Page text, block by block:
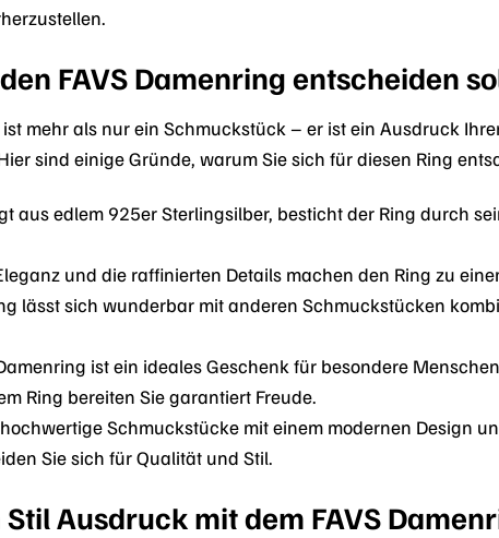
FAVS Damenring entscheiden
mehr als nur ein Schmuckstück – er ist ein Ausdruck
sind einige Gründe, warum Sie sich für diesen Ring
aus edlem 925er Sterlingsilber, besticht der Ring durch
und die raffinierten Details machen den Ring zu
lässt sich wunderbar mit anderen Schmuckstücken
ist ein ideales Geschenk für besondere
Ring bereiten Sie garantiert Freude.
hochwertige Schmuckstücke mit einem modernen Design
Sie sich für Qualität und Stil.
Ausdruck mit dem FAVS